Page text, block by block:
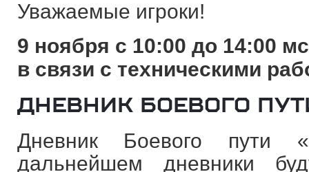
Уважаемые игроки!
9 ноября с 10:00 до 14:00
в связи с техническими
ДНЕВНИК БОЕВОГО
Дневник Боевого пути
дальнейшем дневники